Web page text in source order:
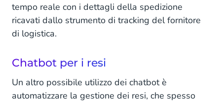
tempo reale con i dettagli della spedizione
ricavati dallo strumento di tracking del fornitore
di logistica.
Chatbot per i resi
Un altro possibile utilizzo dei chatbot è
automatizzare la gestione dei resi, che spesso